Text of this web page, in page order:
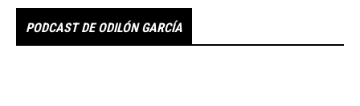
PODCAST DE ODILÓN GARCÍA